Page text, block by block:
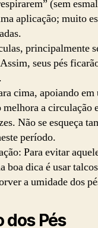
(sem
aplicação; muito
principalmente
seus pés
cima, apoiando
a circulação
Não se esqueça
período.
Para evitar
boa dica é usar
a umidade dos
dos Pés